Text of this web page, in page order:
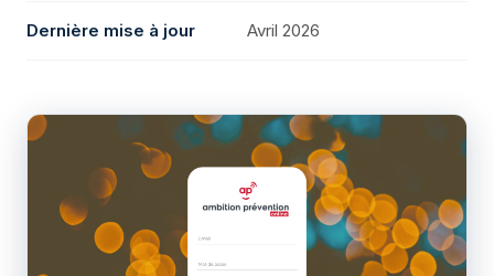
Dernière mise à jour Avril 2026